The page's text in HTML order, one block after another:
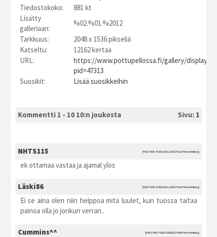
Tiedostokoko:
881 kt
Lisätty
galleriaan:
%02.%01.%2012
Tarkkuus:
2048 x 1536 pikseliä
Katseltu:
12162 kertaa
URL:
https://www.pottupellossa.fi/gallery/
pid=47313
Suosikit:
Lisää suosikkeihin
Kommentti 1 - 10 10:n joukosta Sivu: 1
NHTS115 [%02.%01.%2012 kma2012 %22:%tammikuu]
ek ottamaa vastaa ja ajamal ylös
Läski86 [%02.%01.%2012 kma2012 %22:%tammikuu]
Ei se aina olen niin helppoa mitä luulet, kun tuossa taitaa
painoa olla jo jonkun verran..
Cummins^^ [%03.%01.%2012 kti2012 %00:%tammikuu]